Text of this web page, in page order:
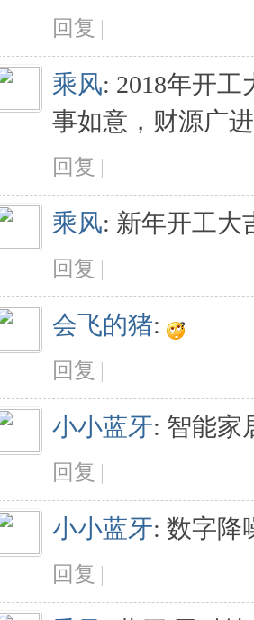
回复 |
乘风: 2018年开
事如意，财源广
回复 |
乘风: 新年开工大
回复 |
会飞的猪:
回复 |
小小蓝牙: 智能家
回复 |
小小蓝牙: 数字降
回复 |